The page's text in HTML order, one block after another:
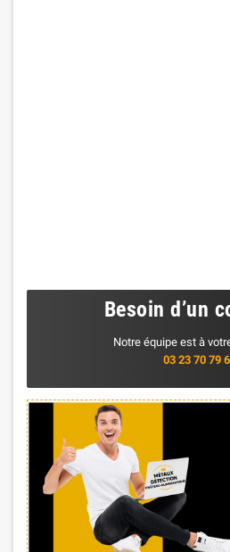
Besoin d’un
Notre équipe est à
03 23 70 79